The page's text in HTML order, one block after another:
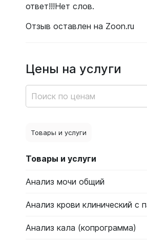
ответ!!!Нет слов.
Отзыв оставлен на Zoon.ru
Цены на услуги
Товары и услуги
Товары и услуги
Анализ мочи общий
Анализ крови клинический с
Анализ кала (копрограмма)